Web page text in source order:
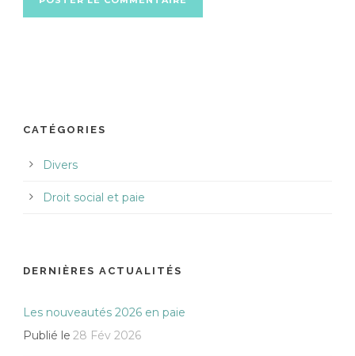
CATÉGORIES
Divers
Droit social et paie
DERNIÈRES ACTUALITÉS
Les nouveautés 2026 en paie
Publié le 28 Fév 2026